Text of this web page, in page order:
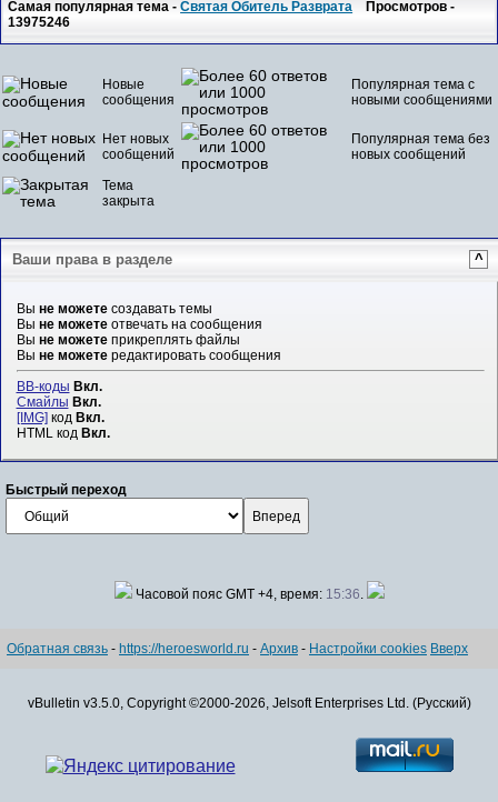
Самая популярная тема -Святая Обитель Разврата Просмотров -
13975246
Новые
сообщения
Популярная тема с
новыми сообщениями
Нет новых
сообщений
Популярная тема без
новых сообщений
Тема
закрыта
Ваши права в разделе ^
Вы не можетесоздавать темы
Вы не можетеотвечать на сообщения
Вы не можетеприкреплять файлы
Вы не можетередактировать сообщения
BB-коды Вкл.
Смайлы Вкл.
[IMG]код Вкл.
HTML код Вкл.
Быстрый переход
Часовой пояс GMT +4, время: 15:36.
Обратная связь - https://heroesworld.ru - Архив - Настройки cookies Вверх
vBulletin v3.5.0, Copyright ©2000-2026, Jelsoft Enterprises Ltd. (Русский)